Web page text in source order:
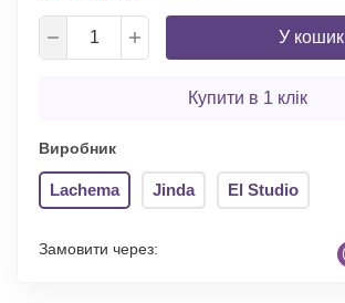
У кошик
Купити в 1 клік
Виробник
Lachema Jinda El Studio
Замовити через: